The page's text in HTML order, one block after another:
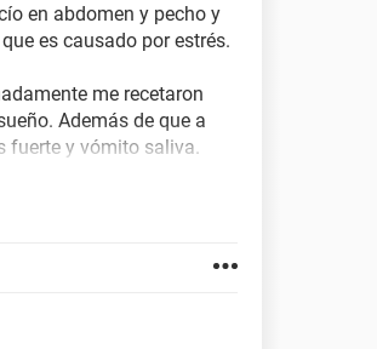
en abdomen y pecho y
es causado por estrés.
me recetaron
Además de que a
fuerte y vómito saliva.
se si podría ser producto